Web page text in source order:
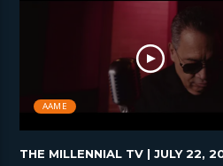
AAME
THE MILLENNIAL TV | JULY 22,